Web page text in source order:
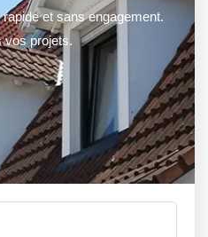
et sans engagement.
vos projets.